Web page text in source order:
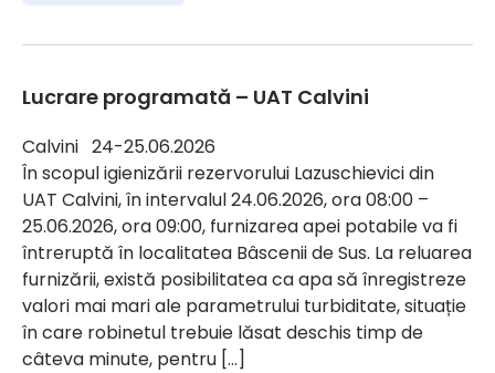
Lucrare programată – UAT Calvini
Calvini 24-25.06.2026
În scopul igienizării rezervorului Lazuschievici din
UAT Calvini, în intervalul 24.06.2026, ora 08:00 –
25.06.2026, ora 09:00, furnizarea apei potabile va fi
întreruptă în localitatea Bâscenii de Sus. La reluarea
furnizării, există posibilitatea ca apa să înregistreze
valori mai mari ale parametrului turbiditate, situație
în care robinetul trebuie lăsat deschis timp de
câteva minute, pentru […]